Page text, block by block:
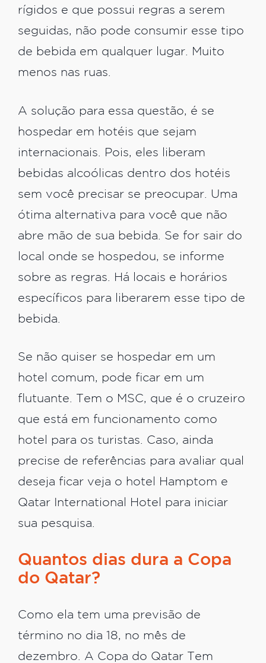
rígidos e que possui regras a serem
seguidas, não pode consumir esse tipo
de bebida em qualquer lugar. Muito
menos nas ruas.
A solução para essa questão, é se
hospedar em hotéis que sejam
internacionais. Pois, eles liberam
bebidas alcoólicas dentro dos hotéis
sem você precisar se preocupar. Uma
ótima alternativa para você que não
abre mão de sua bebida. Se for sair do
local onde se hospedou, se informe
sobre as regras. Há locais e horários
específicos para liberarem esse tipo de
bebida.
Se não quiser se hospedar em um
hotel comum, pode ficar em um
flutuante. Tem o MSC, que é o cruzeiro
que está em funcionamento como
hotel para os turistas. Caso, ainda
precise de referências para avaliar qual
deseja ficar veja o hotel Hamptom e
Qatar International Hotel para iniciar
sua pesquisa.
Quantos dias dura a Copa
do Qatar?
Como ela tem uma previsão de
término no dia 18, no mês de
dezembro. A Copa do Qatar Tem